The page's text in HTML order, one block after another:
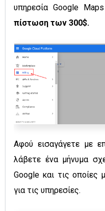
υπηρεσία Google
πίστωση των 300$.
Αφού εισαγάγετε με
λάβετε ένα μήνυμα
Google και τις οποίες
για τις υπηρεσίες.